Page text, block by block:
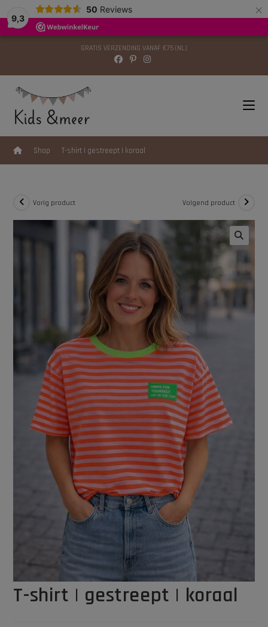
9,3
50 Reviews ×
GRATIS VERZENDING VANAF €75 (NL)
Shop T-shirt | gestreept | koraal
Vorig product Volgend product
T-shirt | gestreept | koraal